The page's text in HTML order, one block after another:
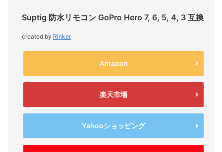
Suptig 防水リモコン GoPro Hero 7, 6, 5, 4, 3 互換
created by Rinker
Amazon
楽天市場
Yahooショッピング